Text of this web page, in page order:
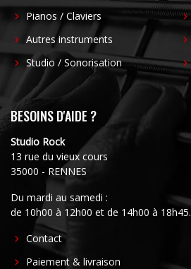
Pianos / Claviers
Autres instruments
Studio / Sonorisation
BESOINS D'AIDE ?
Studio Rock
13 rue du vieux cours
35000 - RENNES
Du mardi au samedi :
de 10h00 à 12h00 et de 14h00 à 18h45.
FOOTER
CENTER
Contact
Paiement & livraison